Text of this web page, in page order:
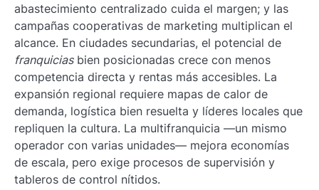
abastecimiento centralizado cuida el margen; y las
campañas cooperativas de marketing multiplican el
alcance. En ciudades secundarias, el potencial de
franquiciasbien posicionadas crece con menos
competencia directa y rentas más accesibles. La
expansión regional requiere mapas de calor de
demanda, logística bien resuelta y líderes locales que
repliquen la cultura. La multifranquicia —un mismo
operador con varias unidades— mejora economías
de escala, pero exige procesos de supervisión y
tableros de control nítidos.